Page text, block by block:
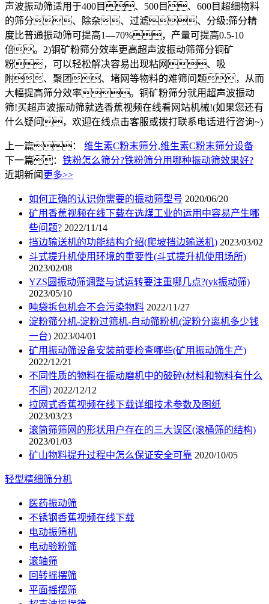
声波振动筛适用于400目、500目、600目超细物料
的筛分、除杂、过滤、分级;筛分精
度比普通振动筛可提高1—70%，产量可提高0.5-10
倍。2)铜矿粉筛分效率更高超声波振动筛筛分铜矿
粉，可以轻松解决容易出现粘网、吸
附、聚团、堵网等物料的难筛问题，从而
大幅提高筛分效率。铜矿粉筛分就用超声波振动
筛!买超声波振动筛就选香蕉视频在线看网站机械!(如果您还有
什么疑问，欢迎在线点击客服或拨打联系电话进行咨询~)
上一篇： 维生素C粉末筛分,维生素C粉末筛分设备
下一篇： 铁粉怎么筛分?铁粉筛分用哪种振动筛效果好?
近期新闻 更多>>
如何正确的认识你需要的振动筛型号 2020/06/20
矿用香蕉视频在线下载在选煤工业的运用中容易产生哪
些问题? 2022/11/14
挡边输送机的功能结构介绍(爬坡挡边输送机) 2023/03/02
斗式提升机使用环境的重要性(斗式提升机使用场所)
2023/02/08
YZS圆振动筛调整与试运转要注重哪几点?(yk振动筛)
2023/05/10
吨袋拆包机会不会污染物料 2022/11/27
淀粉筛分机-淀粉过筛机-自动筛粉机(淀粉分离机多少钱
一台) 2023/04/01
矿用振动筛设备安装前要检查哪些(矿用振动筛生产)
2022/12/21
不同性质的物料在振动磨机中的破碎(材料和物料有什么
不同) 2022/12/12
拉网式香蕉视频在线下载详细技术参数及图纸
2023/03/23
滚筒筛筛网的形状用户存在的三大误区(滚桶筛的结构)
2023/01/03
矿山物料提升过程中怎么保证安全可靠 2020/10/05
轻型精细筛分机
医药振动筛
不锈钢香蕉视频在线下载
电动振筛机
电动验粉筛
滚轴筛
回转摇摆筛
平面摇摆筛